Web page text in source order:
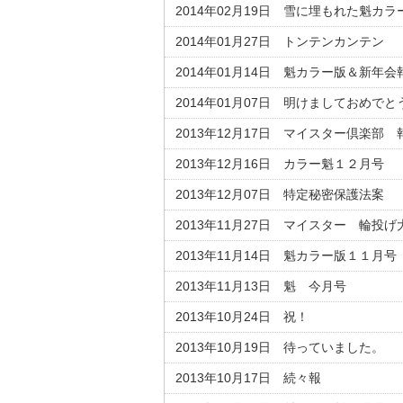
2014年02月19日 雪に埋もれた魁カラ
2014年01月27日 トンテンカンテン
2014年01月14日 魁カラー版＆新年会
2014年01月07日 明けましておめでと
2013年12月17日 マイスター倶楽部
2013年12月16日 カラー魁１２月号
2013年12月07日 特定秘密保護法案
2013年11月27日 マイスター 輪投げ
2013年11月14日 魁カラー版１１月号
2013年11月13日 魁 今月号
2013年10月24日 祝！
2013年10月19日 待っていました。
2013年10月17日 続々報